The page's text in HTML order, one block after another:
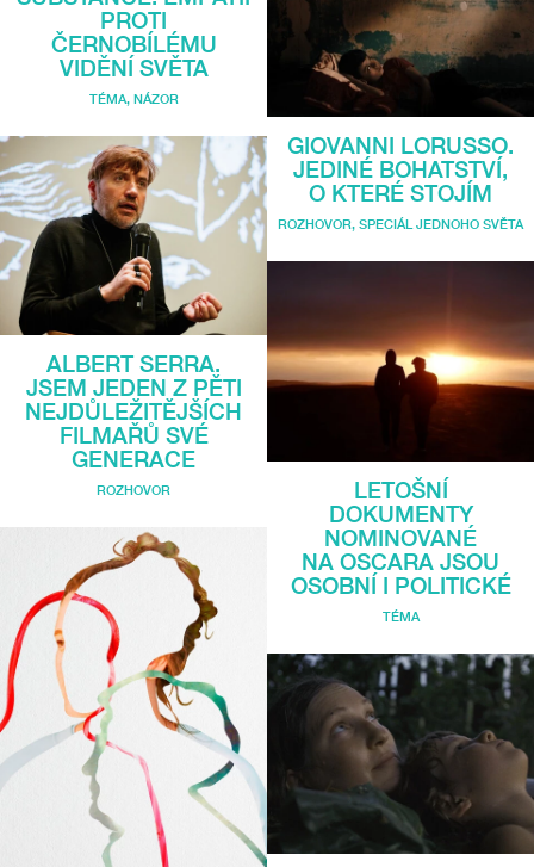
PROTI
ČERNOBÍLÉMU
VIDĚNÍ SVĚTA
TÉMA, NÁZOR
ALBERT SERRA.
JSEM JEDEN Z PĚTI
NEJDŮLEŽITĚJŠÍCH
FILMAŘŮ SVÉ
GENERACE
ROZHOVOR
GIOVANNI LORUSSO.
JEDINÉ BOHATSTVÍ,
O KTERÉ STOJÍM
ROZHOVOR, SPECIÁL JEDNOHO SVĚTA
LETOŠNÍ
DOKUMENTY
NOMINOVANÉ
NA OSCARA JSOU
OSOBNÍ I POLITICKÉ
TÉMA